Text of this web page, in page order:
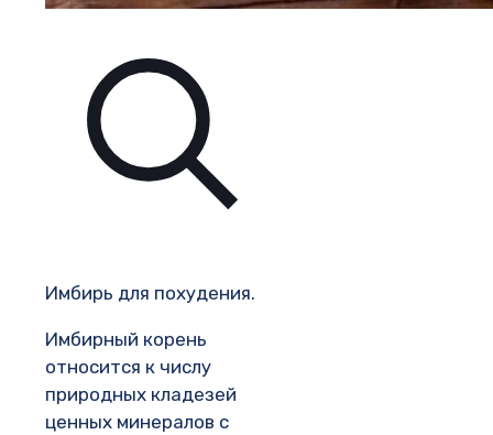
Имбирь для похудения.
Имбирный корень
относится к числу
природных кладезей
ценных минералов с